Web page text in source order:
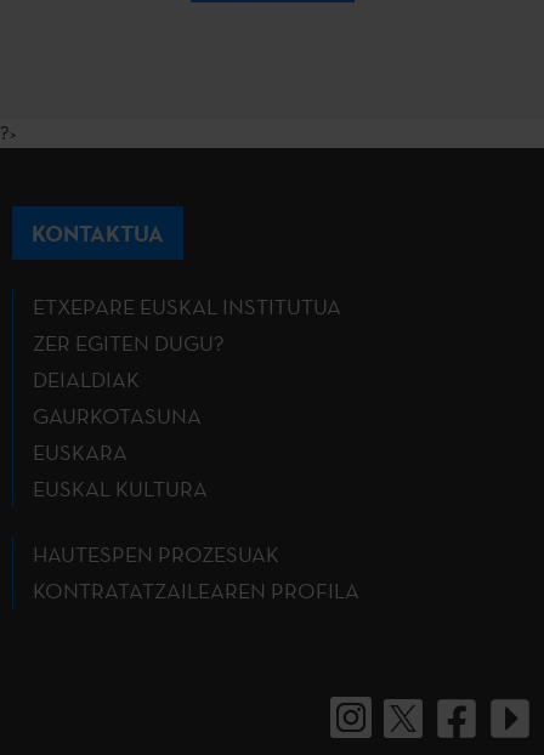
?>
KONTAKTUA
ETXEPARE EUSKAL INSTITUTUA
ZER EGITEN DUGU?
DEIALDIAK
GAURKOTASUNA
EUSKARA
EUSKAL KULTURA
HAUTESPEN PROZESUAK
KONTRATATZAILEAREN PROFILA